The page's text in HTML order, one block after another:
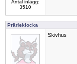
Antal inlägg:
3510
Prärieklocka
Skivhus